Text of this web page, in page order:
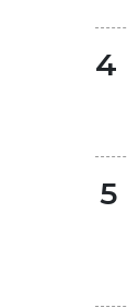
4
5